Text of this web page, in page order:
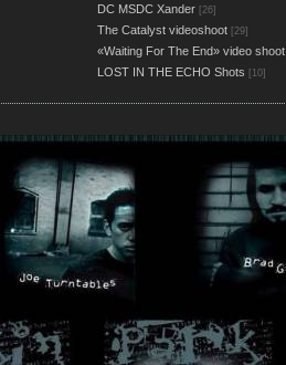
DC MSDC Xander [26]
The Catalyst videoshoot [29]
«Waiting For The End» video shoot
LOST IN THE ECHO Shots [10]